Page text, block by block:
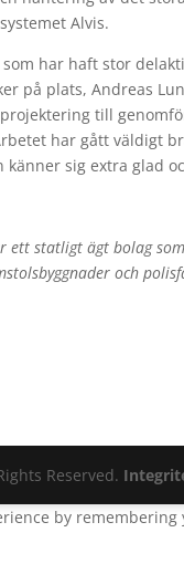
Alvis.
har haft stor
på plats, Andreas
till
har gått väldigt
sig extra glad
ett statligt ägt bolag
och
Reserved.
by